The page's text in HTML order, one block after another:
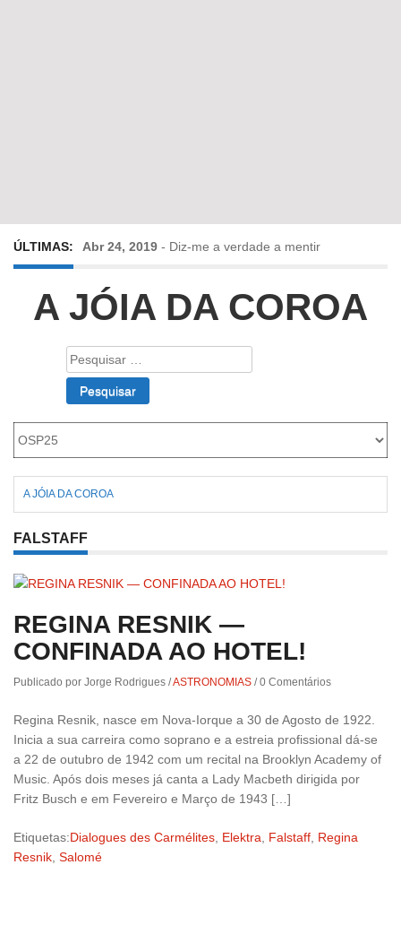
ÚLTIMAS: Abr 24, 2019 - Diz-me a verdade a mentir
Abr 10, 2019 -Só em Bayreuth? Era o que faltava!!!
Roriz
A JÓIA DA COROA
Pesquisar
por:
A JÓIA DA COROA
FALSTAFF
REGINA RESNIK —
CONFINADA AO HOTEL!
Publicado por Jorge Rodrigues /ASTRONOMIAS /0 Comentários
Regina Resnik, nasce em Nova-Iorque a 30 de Agosto de 1922.
Inicia a sua carreira como soprano e a estreia profissional dá-se
a 22 de outubro de 1942 com um recital na Brooklyn Academy of
Music. Após dois meses já canta a Lady Macbeth dirigida por
Fritz Busch e em Fevereiro e Março de 1943 […]
Etiquetas:Dialogues des Carmélites, Elektra, Falstaff, Regina
Resnik, Salomé